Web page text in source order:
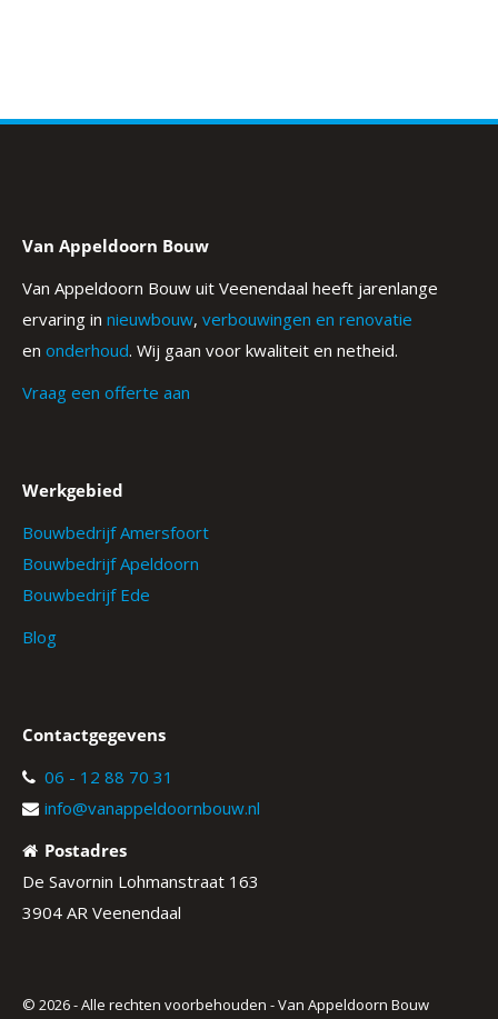
Van Appeldoorn Bouw
Van Appeldoorn Bouw uit Veenendaal heeft jarenlange
ervaring in nieuwbouw, verbouwingen en renovatie
en onderhoud. Wij gaan voor kwaliteit en netheid.
Vraag een offerte aan
Werkgebied
Bouwbedrijf Amersfoort
Bouwbedrijf Apeldoorn
Bouwbedrijf Ede
Blog
Contactgegevens
06 - 12 88 70 31
info@vanappeldoornbouw.nl
Postadres
De Savornin Lohmanstraat 163
3904 AR Veenendaal
© 2026 - Alle rechten voorbehouden - Van Appeldoorn Bouw